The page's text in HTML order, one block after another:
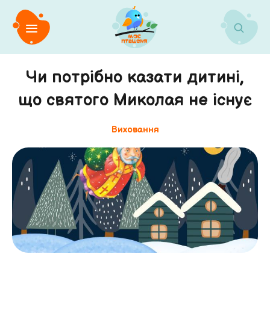
Чи потрібно казати дитині,
що святого Миколая не існує
Виховання